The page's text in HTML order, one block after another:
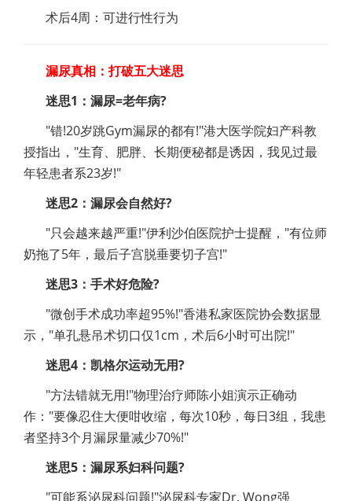
术后4周：可进行性行为
漏尿真相：打破五大迷思
迷思1：漏尿=老年病?
"错!20岁跳Gym漏尿的都有!"港大医学院妇产科教
授指出，"生育、肥胖、长期便秘都是诱因，我见过最
年轻患者系23岁!"
迷思2：漏尿会自然好?
"只会越来越严重!"伊利沙伯医院护士提醒，"有位师
奶拖了5年，最后子宫脱垂要切子宫!"
迷思3：手术好危险?
"微创手术成功率超95%!"香港私家医院协会数据显
示，"单孔悬吊术切口仅1cm，术后6小时可出院!"
迷思4：凯格尔运动无用?
"方法错就无用!"物理治疗师陈小姐演示正确动
作："要像忍住大便咁收缩，每次10秒，每日3组，我患
者坚持3个月漏尿量减少70%!"
迷思5：漏尿系妇科问题?
"可能系泌尿科问题!"泌尿科专家Dr. Wong强